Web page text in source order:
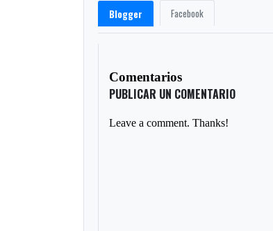
Blogger Facebook
Comentarios
PUBLICAR UN COMENTARIO
Leave a comment. Thanks!